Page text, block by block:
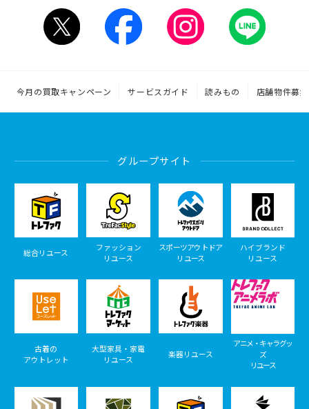
今月の買取キャンペーン サービスガイド 読みもの 店舗物件募集
グループサイト
総合リユース
ファッション
リユース
スポーツアウトドア
リユース
ハイブランド
リユース
古着の
アウトレット
大型家具・家電
リユース
楽器リユース
アニメ・キャラグッ
ズ
リユース